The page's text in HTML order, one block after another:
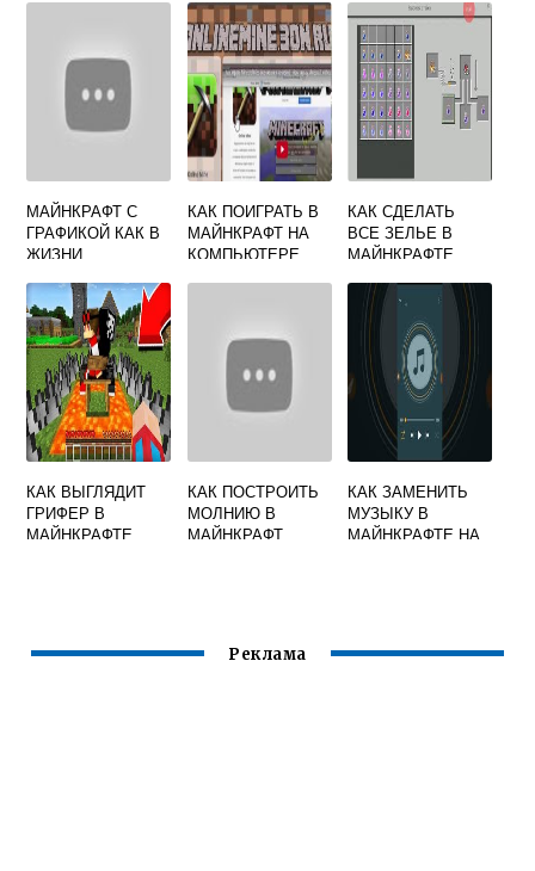
МАЙНКРАФТ С
ГРАФИКОЙ КАК В
ЖИЗНИ
КАК ПОИГРАТЬ В
МАЙНКРАФТ НА
КОМПЬЮТЕРЕ
КАК СДЕЛАТЬ
ВСЕ ЗЕЛЬЕ В
МАЙНКРАФТЕ
КАК ВЫГЛЯДИТ
ГРИФЕР В
МАЙНКРАФТЕ
КАК ПОСТРОИТЬ
МОЛНИЮ В
МАЙНКРАФТ
КАК ЗАМЕНИТЬ
МУЗЫКУ В
МАЙНКРАФТЕ НА
Реклама